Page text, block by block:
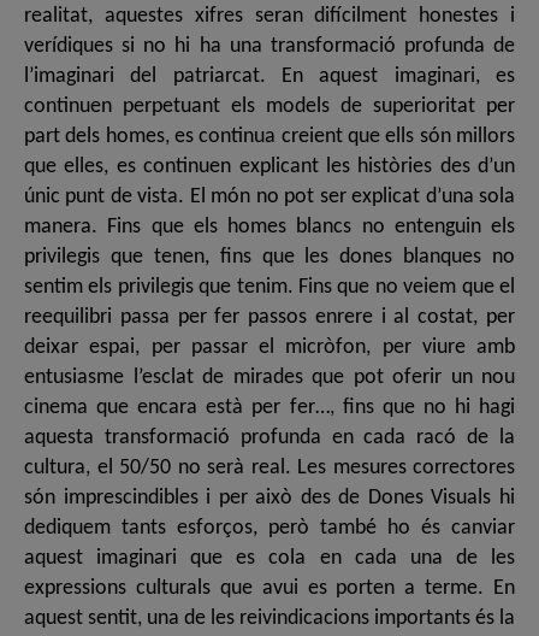
realitat, aquestes xifres seran difícilment honestes i
verídiques si no hi ha una transformació profunda de
l’imaginari del patriarcat. En aquest imaginari, es
continuen perpetuant els models de superioritat per
part dels homes, es continua creient que ells són millors
que elles, es continuen explicant les històries des d’un
únic punt de vista. El món no pot ser explicat d’una sola
manera. Fins que els homes blancs no entenguin els
privilegis que tenen, fins que les dones blanques no
sentim els privilegis que tenim. Fins que no veiem que el
reequilibri passa per fer passos enrere i al costat, per
deixar espai, per passar el micròfon, per viure amb
entusiasme l’esclat de mirades que pot oferir un nou
cinema que encara està per fer…, fins que no hi hagi
aquesta transformació profunda en cada racó de la
cultura, el 50/50 no serà real. Les mesures correctores
són imprescindibles i per això des de Dones Visuals hi
dediquem tants esforços, però també ho és canviar
aquest imaginari que es cola en cada una de les
expressions culturals que avui es porten a terme. En
aquest sentit, una de les reivindicacions importants és la